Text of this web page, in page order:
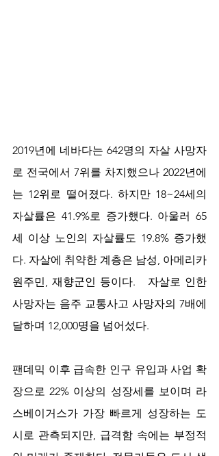
2019년에 네바다는 642명의 자살 사망자
로 전국에서 7위를 차지했으나 2022년에
는 12위로 떨어졌다. 하지만 18~24세의
자살률은 41.9%로 증가했다. 아울러 65
세 이상 노인의 자살률도 19.8% 증가했
다. 자살에 취약한 계층은 남성, 아메리카
원주민, 재향군인 등이다.   자살로 인한
사망자는 음주 교통사고 사망자의 7배에
달하며 12,000명을 넘어섰다.
팬데믹 이후 급속한 인구 유입과 사업 확
장으로 22% 이상의 성장세를 보이며 라
스베이거스가 가장 빠르게 성장하는 도
시로 관측되지만, 급격함 속에는 부정적